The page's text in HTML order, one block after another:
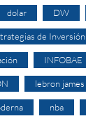
dolar DW
de Inversión
INFOBAE
lebron james
nba